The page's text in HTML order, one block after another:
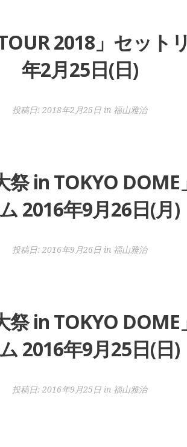
2018」セッ
年2月25日(日)
投稿日: 2018年2月25日 in 福山雅治
祭 in TOKYO
2016年9月26日(月)
投稿日: 2016年9月26日 in 福山雅治
祭 in TOKYO
2016年9月25日(日)
投稿日: 2016年9月25日 in 福山雅治